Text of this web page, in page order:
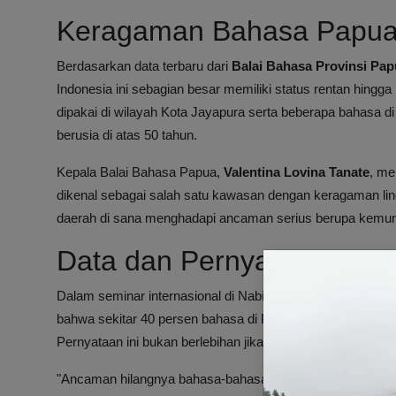
Keragaman Bahasa
Berdasarkan data terbaru dari Balai Bahasa Provinsi
Indonesia ini sebagian besar memiliki status rentan
dipakai di wilayah Kota Jayapura serta beberapa bahasa
berusia di atas 50 tahun.
Kepala Balai Bahasa Papua, Valentina Lovina Tanate,
dikenal sebagai salah satu kawasan dengan keragaman
daerah di sana menghadapi ancaman serius berupa
Data dan Pernyataan Ahli
Dalam seminar internasional di Nabire, ahli linguistik dari
bahwa sekitar 40 persen bahasa di Papua berpotensi
Pernyataan ini bukan berlebihan jika dilihat dari realitas
"Ancaman hilangnya bahasa-bahasa daerah di Papua